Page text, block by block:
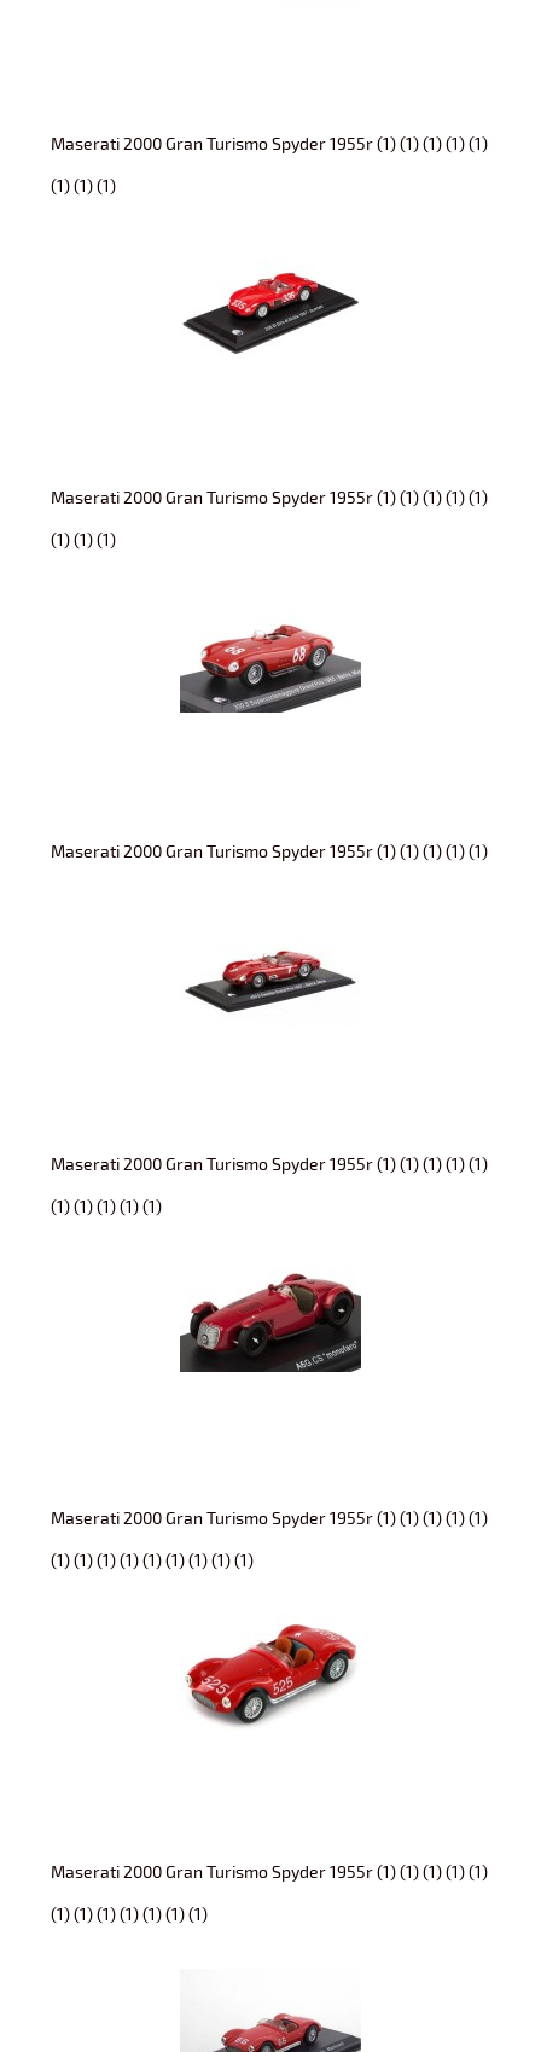
Maserati 2000 Gran Turismo Spyder 1955r (1) (1) (1) (1) (1)
(1) (1) (1)
Maserati 2000 Gran Turismo Spyder 1955r (1) (1) (1) (1) (1)
(1) (1) (1)
Maserati 2000 Gran Turismo Spyder 1955r (1) (1) (1) (1) (1)
Maserati 2000 Gran Turismo Spyder 1955r (1) (1) (1) (1) (1)
(1) (1) (1) (1) (1)
Maserati 2000 Gran Turismo Spyder 1955r (1) (1) (1) (1) (1)
(1) (1) (1) (1) (1) (1) (1) (1) (1)
Maserati 2000 Gran Turismo Spyder 1955r (1) (1) (1) (1) (1)
(1) (1) (1) (1) (1) (1) (1)